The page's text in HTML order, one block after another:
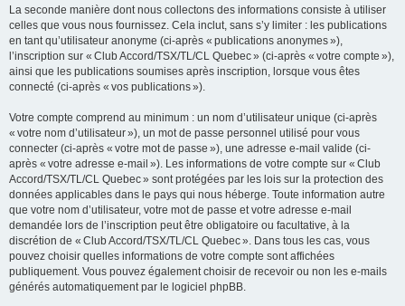
La seconde manière dont nous collectons des informations consiste à utiliser
celles que vous nous fournissez. Cela inclut, sans s’y limiter : les publications
en tant qu’utilisateur anonyme (ci-après « publications anonymes »),
l’inscription sur « Club Accord/TSX/TL/CL Quebec » (ci-après « votre compte »),
ainsi que les publications soumises après inscription, lorsque vous êtes
connecté (ci-après « vos publications »).
Votre compte comprend au minimum : un nom d’utilisateur unique (ci-après
« votre nom d’utilisateur »), un mot de passe personnel utilisé pour vous
connecter (ci-après « votre mot de passe »), une adresse e-mail valide (ci-
après « votre adresse e-mail »). Les informations de votre compte sur « Club
Accord/TSX/TL/CL Quebec » sont protégées par les lois sur la protection des
données applicables dans le pays qui nous héberge. Toute information autre
que votre nom d’utilisateur, votre mot de passe et votre adresse e-mail
demandée lors de l’inscription peut être obligatoire ou facultative, à la
discrétion de « Club Accord/TSX/TL/CL Quebec ». Dans tous les cas, vous
pouvez choisir quelles informations de votre compte sont affichées
publiquement. Vous pouvez également choisir de recevoir ou non les e-mails
générés automatiquement par le logiciel phpBB.